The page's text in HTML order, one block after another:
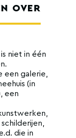
OVER
niet in één
een galerie,
(in
een
die in